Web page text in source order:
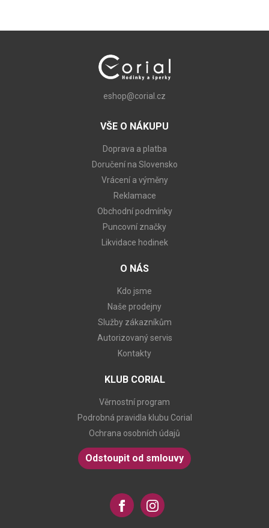
eshop@corial.cz
VŠE O NÁKUPU
Doprava a platba
Doručení na Slovensko
Vrácení a výměny
Reklamace
Obchodní podmínky
Puncovní značky
Likvidace hodinek
O NÁS
Kdo jsme
Naše prodejny
Služby zákazníkům
Autorizovaný servis
Kontakty
KLUB CORIAL
Věrnostní program
Podrobná pravidla klubu Corial
Ochrana osobních údajů
Odstoupit od smlouvy